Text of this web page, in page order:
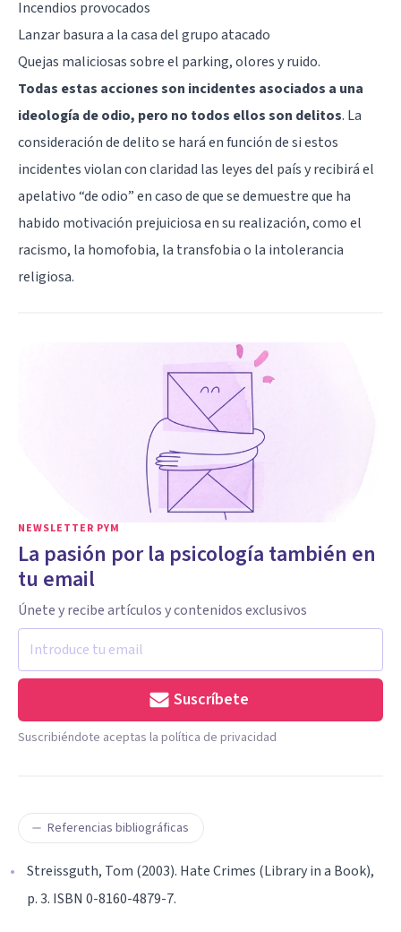
Incendios provocados
Lanzar basura a la casa del grupo atacado
Quejas maliciosas sobre el parking, olores y ruido.
Todas estas acciones son incidentes asociados a una
ideología de odio, pero no todos ellos son delitos. La
consideración de delito se hará en función de si estos
incidentes violan con claridad las leyes del país y recibirá el
apelativo “de odio” en caso de que se demuestre que ha
habido motivación prejuiciosa en su realización, como el
racismo, la homofobia, la transfobia o la intolerancia
religiosa.
NEWSLETTER PYM
La pasión por la psicología también en
tu email
Únete y recibe artículos y contenidos exclusivos
Suscríbete
Suscribiéndote aceptas la política de privacidad
Referencias bibliográficas
Streissguth, Tom (2003). Hate Crimes (Library in a Book),
p. 3. ISBN 0-8160-4879-7.